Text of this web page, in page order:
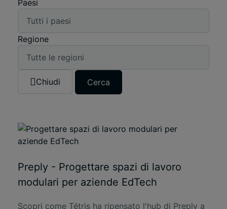
Paesi
Regione
Chiudi Cerca
Preply - Progettare spazi di lavoro
modulari per aziende EdTech
Scopri come Tétris ha ripensato l'hub di Preply a